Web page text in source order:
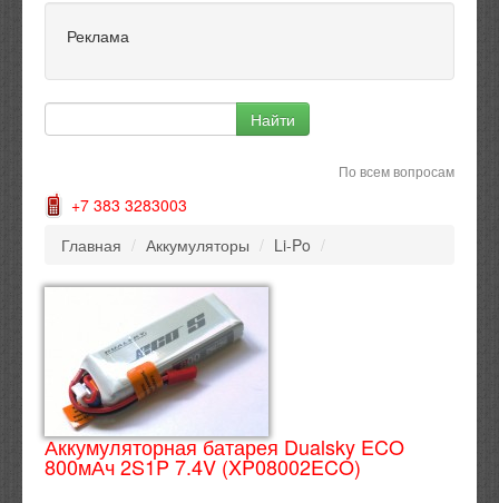
Реклама
По всем вопросам
+7 383 3283003
Главная / Аккумуляторы / Li-Po /
Аккумуляторная батарея Dualsky ECO
800мАч 2S1P 7.4V (XP08002ECO)